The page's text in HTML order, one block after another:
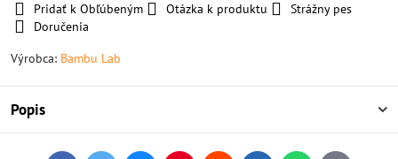
Pridať k Obľúbeným Otázka k produktu
Strážny pes
Doručenia
Výrobca: Bambu Lab
Popis